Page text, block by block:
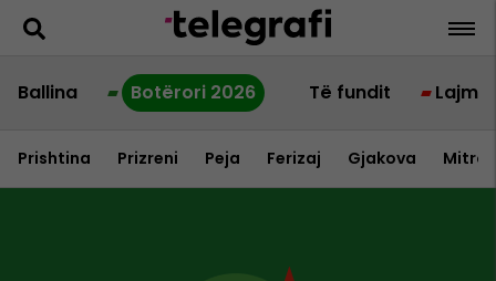
Ballina Botërori 2026 Të fundit Lajme
Prishtina Prizreni Peja Ferizaj Gjakova